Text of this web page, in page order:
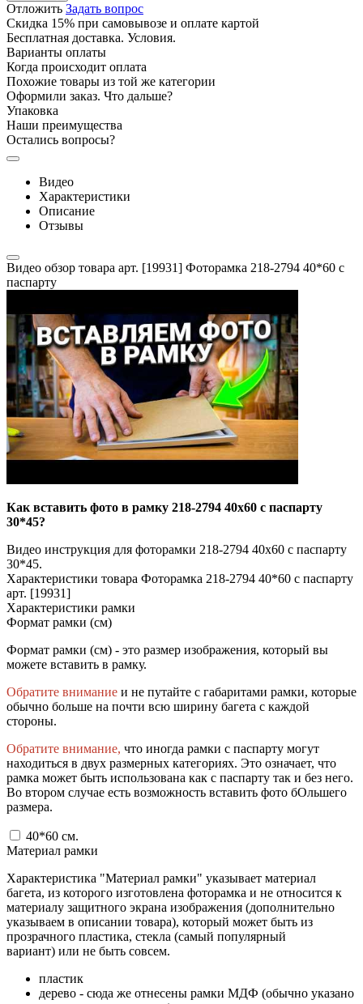
Отложить Задать вопрос
Скидка 15% при самовывозе и оплате картой
Бесплатная доставка. Условия.
Варианты оплаты
Когда происходит оплата
Похожие товары из той же категории
Оформили заказ. Что дальше?
Упаковка
Наши преимущества
Остались вопросы?
Видео
Характеристики
Описание
Отзывы
Видео обзор товара арт. [19931] Фоторамка 218-2794 40*60 с
паспарту
Как вставить фото в рамку 218-2794 40x60 с паспарту
30*45?
Видео инструкция для фоторамки 218-2794 40x60 с паспарту
30*45.
Характеристики товара Фоторамка 218-2794 40*60 с паспарту
арт. [19931]
Характеристики рамки
Формат рамки (см)
Формат рамки (см) - это размер изображения, который вы
можете вставить в рамку.
Обратите внимание и не путайте с габаритами рамки, которые
обычно больше на почти всю ширину багета с каждой
стороны.
Обратите внимание, что иногда рамки с паспарту могут
находиться в двух размерных категориях. Это означает, что
рамка может быть использована как с паспарту так и без него.
Во втором случае есть возможность вставить фото бОльшего
размера.
40*60 см.
Материал рамки
Характеристика "Материал рамки" указывает материал
багета, из которого изготовлена фоторамка и не относится к
материалу защитного экрана изображения (дополнительно
указываем в описании товара), который может быть из
прозрачного пластика, стекла (самый популярный
вариант) или не быть совсем.
пластик
дерево - сюда же отнесены рамки МДФ (обычно указано